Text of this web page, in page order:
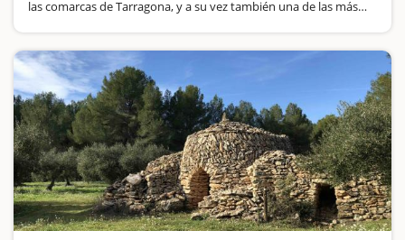
las comarcas de Tarragona, y a su vez también una de las más